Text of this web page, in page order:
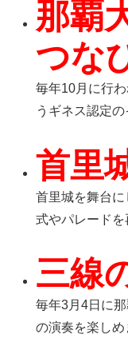
那覇
つな
毎年10月に行
うギネス認定
首里
首里城を舞台
式やパレードを
三線
毎年3月4日に
の演奏を楽しめ